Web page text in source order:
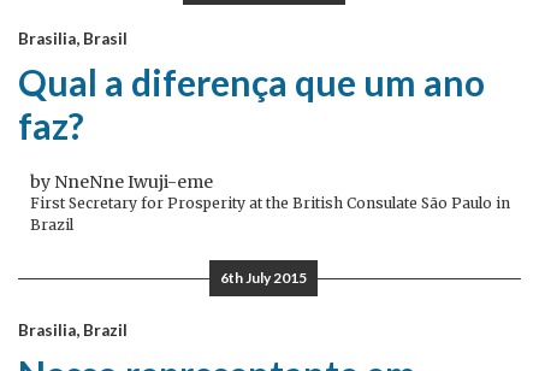
Brasilia, Brasil
Qual a diferença que um ano
faz?
by NneNne Iwuji-eme
First Secretary for Prosperity at the British Consulate São Paulo in
Brazil
6th July 2015
Brasilia, Brazil